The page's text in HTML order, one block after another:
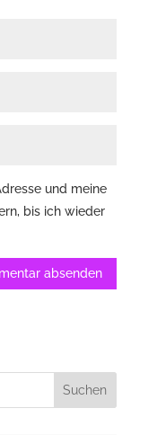
und meine
bis ich wieder